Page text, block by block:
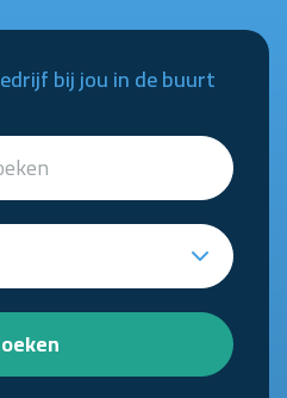
bij jou in de buurt